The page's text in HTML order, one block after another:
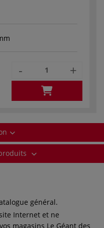
- +
général.
Internet et ne
magasins Le Géant des